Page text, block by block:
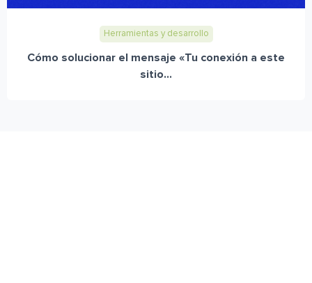
Herramientas y desarrollo
Cómo solucionar el mensaje «Tu conexión a este
sitio...